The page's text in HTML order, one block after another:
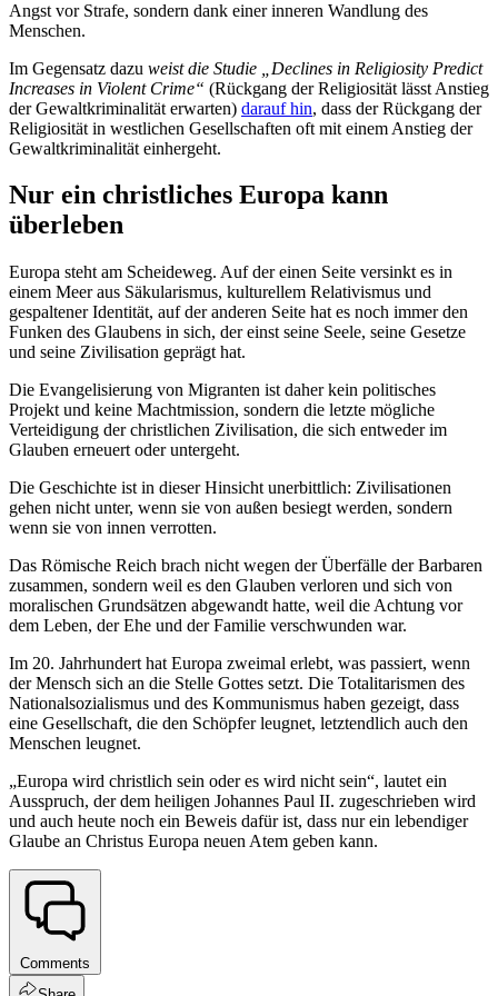
Angst vor Strafe, sondern dank einer inneren Wandlung des
Menschen.
Im Gegensatz dazu weist die Studie „Declines in Religiosity Predict
Increases in Violent Crime“ (Rückgang der Religiosität lässt Anstieg
der Gewaltkriminalität erwarten) darauf hin, dass der Rückgang der
Religiosität in westlichen Gesellschaften oft mit einem Anstieg der
Gewaltkriminalität einhergeht.
Nur ein christliches Europa kann
überleben
Europa steht am Scheideweg. Auf der einen Seite versinkt es in
einem Meer aus Säkularismus, kulturellem Relativismus und
gespaltener Identität, auf der anderen Seite hat es noch immer den
Funken des Glaubens in sich, der einst seine Seele, seine Gesetze
und seine Zivilisation geprägt hat.
Die Evangelisierung von Migranten ist daher kein politisches
Projekt und keine Machtmission, sondern die letzte mögliche
Verteidigung der christlichen Zivilisation, die sich entweder im
Glauben erneuert oder untergeht.
Die Geschichte ist in dieser Hinsicht unerbittlich: Zivilisationen
gehen nicht unter, wenn sie von außen besiegt werden, sondern
wenn sie von innen verrotten.
Das Römische Reich brach nicht wegen der Überfälle der Barbaren
zusammen, sondern weil es den Glauben verloren und sich von
moralischen Grundsätzen abgewandt hatte, weil die Achtung vor
dem Leben, der Ehe und der Familie verschwunden war.
Im 20. Jahrhundert hat Europa zweimal erlebt, was passiert, wenn
der Mensch sich an die Stelle Gottes setzt. Die Totalitarismen des
Nationalsozialismus und des Kommunismus haben gezeigt, dass
eine Gesellschaft, die den Schöpfer leugnet, letztendlich auch den
Menschen leugnet.
„Europa wird christlich sein oder es wird nicht sein“, lautet ein
Ausspruch, der dem heiligen Johannes Paul II. zugeschrieben wird
und auch heute noch ein Beweis dafür ist, dass nur ein lebendiger
Glaube an Christus Europa neuen Atem geben kann.
Comments